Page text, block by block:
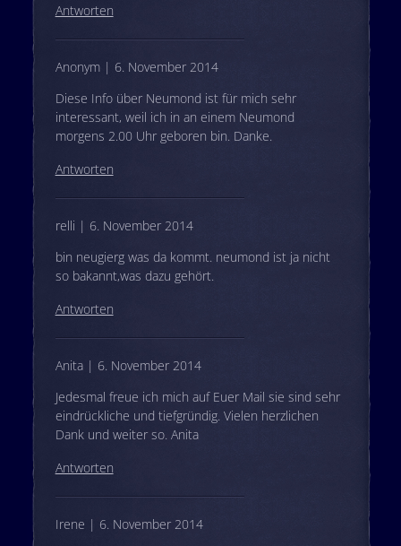
Antworten
Anonym | 6. November 2014
Diese Info über Neumond ist für mich sehr
interessant, weil ich in an einem Neumond
morgens 2.00 Uhr geboren bin. Danke.
Antworten
relli | 6. November 2014
bin neugierg was da kommt. neumond ist ja nicht
so bakannt,was dazu gehört.
Antworten
Anita | 6. November 2014
Jedesmal freue ich mich auf Euer Mail sie sind sehr
eindrückliche und tiefgründig. Vielen herzlichen
Dank und weiter so. Anita
Antworten
Irene | 6. November 2014